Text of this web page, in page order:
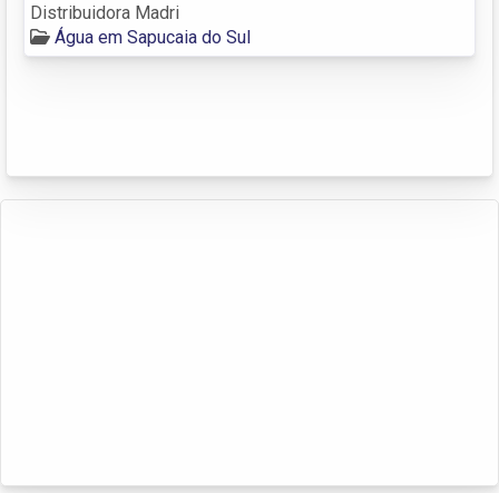
Distribuidora Madri
Água em Sapucaia do Sul